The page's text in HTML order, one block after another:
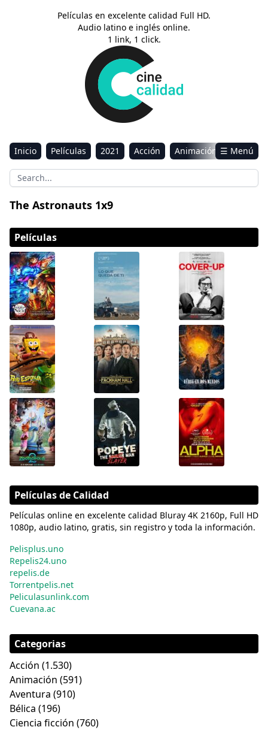
Películas en excelente calidad Full HD.
Audio latino e inglés online.
1 link, 1 click.
Inicio Películas 2021 Acción
Animación
Aventura
Ciencia ficción Comedia
Drama
☰ Menú
The Astronauts 1x9
Películas
Películas de Calidad
Películas online en excelente calidad Bluray 4K 2160p, Full HD
1080p, audio latino, gratis, sin registro y toda la información.
Pelisplus.uno
Repelis24.uno
repelis.de
Torrentpelis.net
Peliculasunlink.com
Cuevana.ac
Categorias
Acción (1.530)
Animación (591)
Aventura (910)
Bélica (196)
Ciencia ficción (760)